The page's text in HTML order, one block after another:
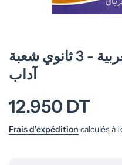
دروب التألق في العربية - 3 ثانوي شعبة
آداب
12.950 DT
Frais d'expédition calculés à